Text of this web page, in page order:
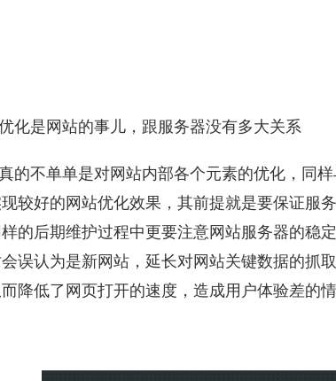
化是网站的事儿，跟服务器没有多大关系
的不单单是对网站内部各个元素的优化，同
较好的网站优化效果，其前提就是要保证服
的后期维护过程中更要注意网站服务器的稳
误认为是新网站，延长对网站关键数据的抓
降低了网页打开的速度，造成用户体验差的情